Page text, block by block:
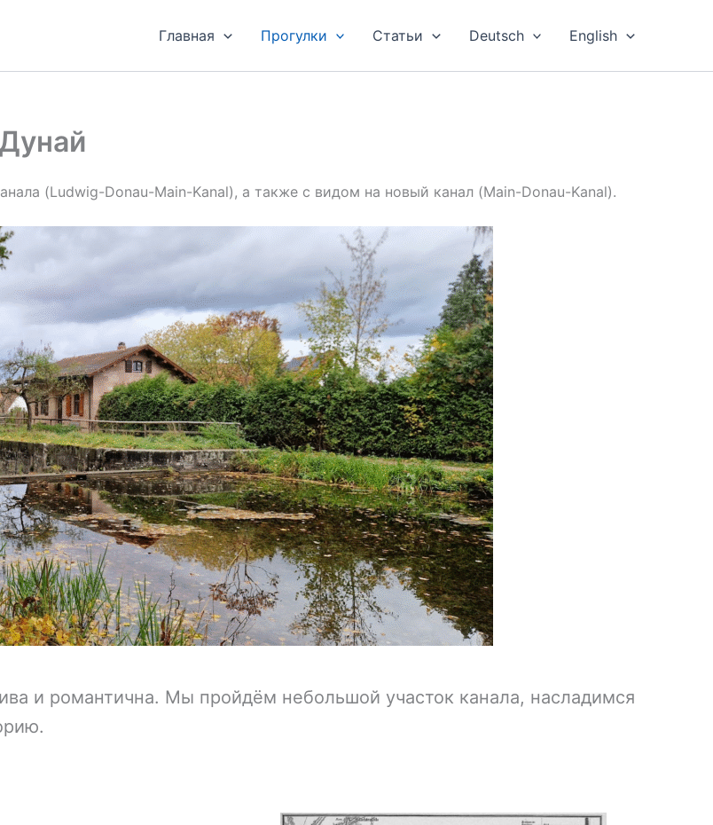
Главная Прогулки Статьи Deutsch English
(Ludwig-Donau-Main-Kanal), а также с видом на новый канал (Main-Donau-Kanal).
и романтична. Мы пройдём небольшой участок канала, насладимся